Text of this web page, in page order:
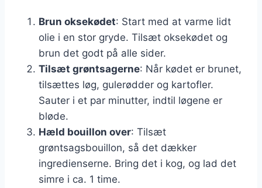
Brun oksekødet: Start med at varme lidt
olie i en stor gryde. Tilsæt oksekødet og
brun det godt på alle sider.
Tilsæt grøntsagerne: Når kødet er brunet,
tilsættes løg, gulerødder og kartofler.
Sauter i et par minutter, indtil løgene er
bløde.
Hæld bouillon over: Tilsæt
grøntsagsbouillon, så det dækker
ingredienserne. Bring det i kog, og lad det
simre i ca. 1 time.